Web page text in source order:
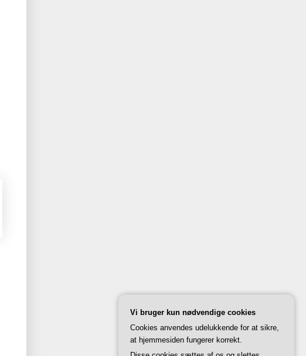
Vi bruger kun nødvendige cookies
Cookies anvendes udelukkende for at sikre,
at hjemmesiden fungerer korrekt.